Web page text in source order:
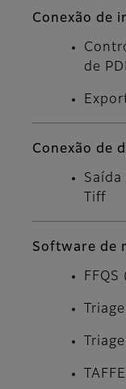
Conexão de
de
Conexão de
Tiff
Software de